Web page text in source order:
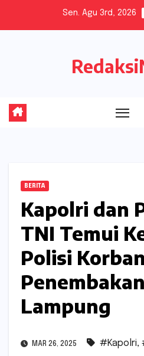
Sen. Agu 3rd, 2026
BERITA
Kapolri dan
TNI Temui
Polisi Korban
Lampung
MAR 26, 2025 #Kapolri,